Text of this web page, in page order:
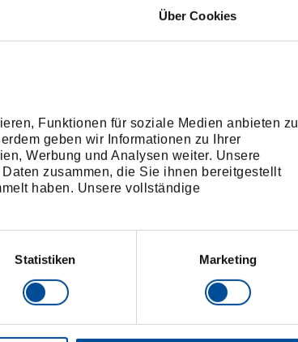
Über Cookies
Funktionen für soziale Medien anbieten zu
geben wir Informationen zu Ihrer
Werbung und Analysen weiter. Unsere
zusammen, die Sie ihnen bereitgestellt
haben. Unsere vollständige
Statistiken Marketing
Technische Eigenschaften